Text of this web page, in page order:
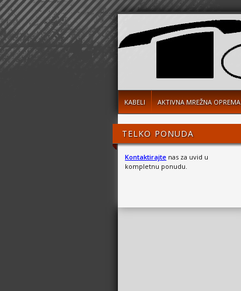
KABELI AKTIVNA MREŽNA OPREMA
TELKO PONUDA
Kontaktirajte nas za uvid u
kompletnu ponudu.